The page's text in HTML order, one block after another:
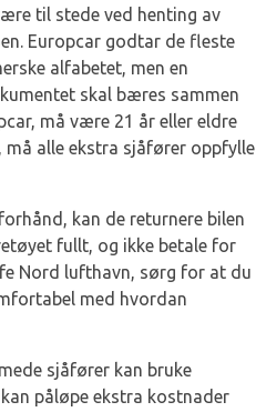
til stede ved henting av
Europcar godtar de fleste
alfabetet, men en
skal bæres sammen
må være 21 år eller eldre
må alle ekstra sjåfører oppfylle
kan de returnere bilen
fullt, og ikke betale for
Nord lufthavn, sørg for at du
med hvordan
sjåfører kan bruke
påløpe ekstra kostnader